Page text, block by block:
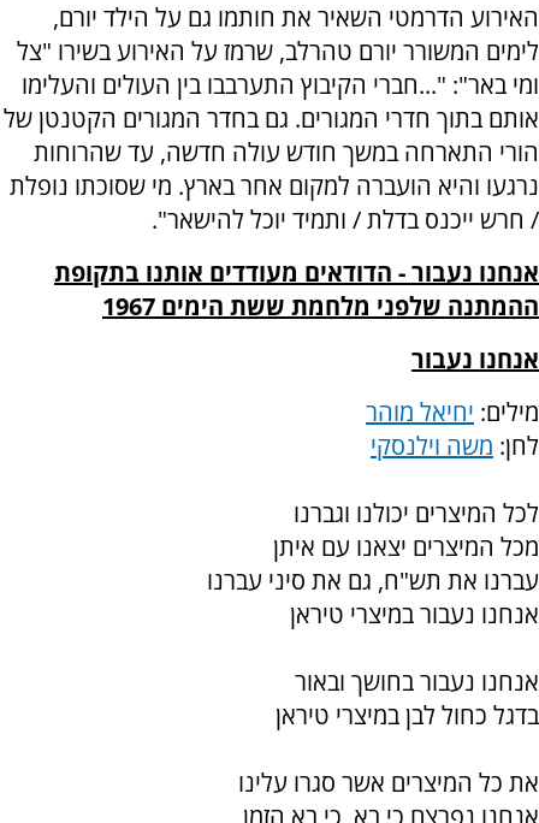
האירוע הדרמטי השאיר את חותמו גם על הילד יורם,
לימים המשורר יורם טהרלב, שרמז על האירוע בשירו "צל
ומי באר": "...חברי הקיבוץ התערבבו בין העולים והעלימו
אותם בתוך חדרי המגורים. גם בחדר המגורים הקטנטן של
הורי התארחה במשך חודש עולה חדשה, עד שהרוחות
נרגעו והיא הועברה למקום אחר בארץ. מי שסוכתו נופלת
/ חרש ייכנס בדלת / ותמיד יוכל להישאר".
אנחנו נעבור - הדודאים מעודדים אותנו בתקופת
ההמתנה שלפני מלחמת ששת הימים 1967
אנחנו נעבור
מילים: יחיאל מוהר
לחן: משה וילנסקי
לכל המיצרים יכולנו וגברנו
מכל המיצרים יצאנו עם איתן
עברנו את תש"ח, גם את סיני עברנו
אנחנו נעבור במיצרי טיראן
אנחנו נעבור בחושך ובאור
בדגל כחול לבן במיצרי טיראן
את כל המיצרים אשר סגרו עלינו